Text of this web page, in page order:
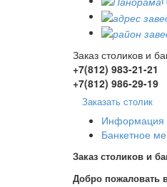
Заказ столиков и
+7(812) 983-21-21
+7(812) 986-29-19
Заказать столик
Информация
Банкетное
Заказ столиков и
Добро пожаловать